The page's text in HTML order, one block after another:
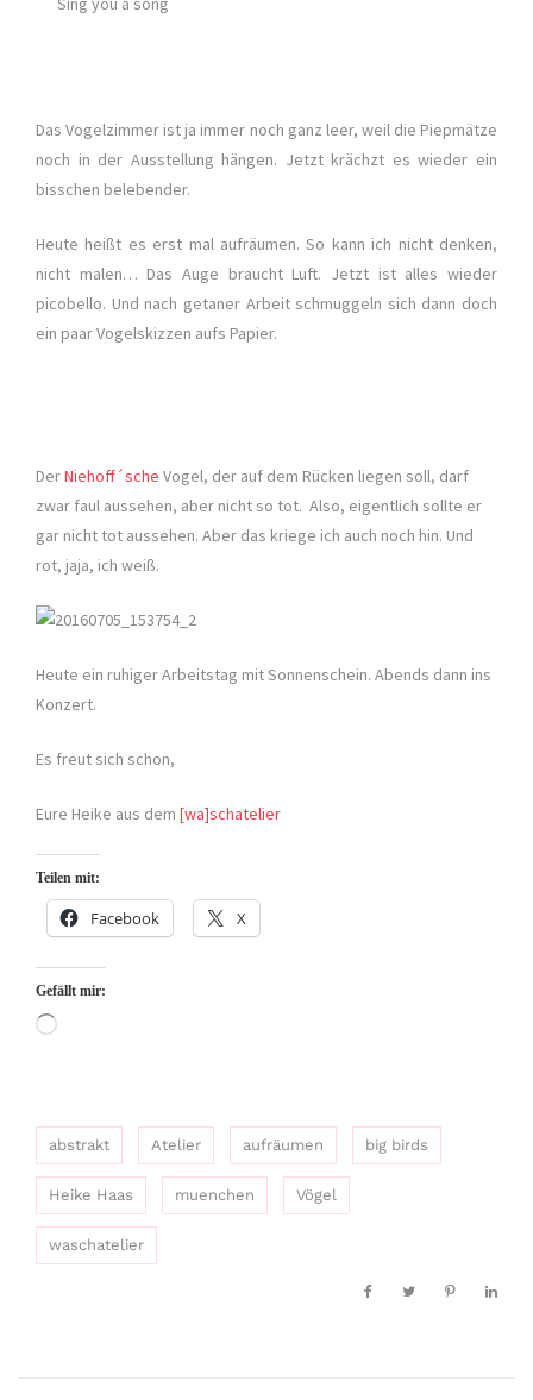
Das Vogelzimmer ist ja immer noch ganz leer, weil die Piepmätze
noch in der Ausstellung hängen. Jetzt krächzt es wieder ein
bisschen belebender.
Heute heißt es erst mal aufräumen. So kann ich nicht denken,
nicht malen… Das Auge braucht Luft. Jetzt ist alles wieder
picobello. Und nach getaner Arbeit schmuggeln sich dann doch
ein paar Vogelskizzen aufs Papier.
DerNiehoff´sche Vogel, der auf dem Rücken liegen soll, darf
zwar faul aussehen, aber nicht so tot. Also, eigentlich sollte er
gar nicht tot aussehen. Aber das kriege ich auch noch hin. Und
rot, jaja, ich weiß.
Heute ein ruhiger Arbeitstag mit Sonnenschein. Abends dann ins
Konzert.
Es freut sich schon,
Eure Heike aus dem [wa]schatelier
Teilen mit:
Facebook X
Gefällt mir:
Wird
abstrakt Atelier aufräumen big birds
Heike Haas muenchen Vögel
waschatelier